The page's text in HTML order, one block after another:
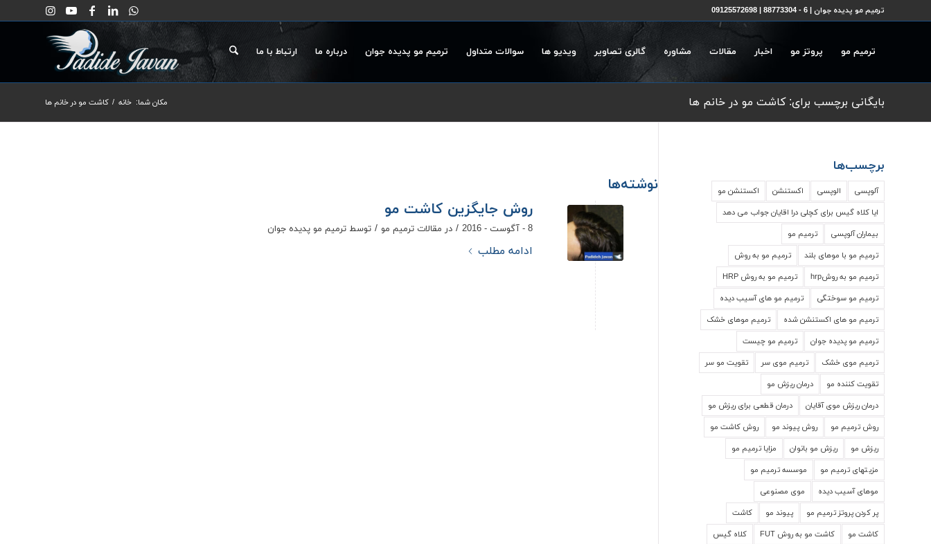
ترمیم مو پدیده جوان | 6 - 88773304 | 09125572698
ترمیم مو پروتز مو اخبار مقالات مشاوره گالری تصاویر ویدیو ها سوالات متداول ترمیم مو پدیده جوان درباره ما ارتباط با ما
بایگانی برچسب برای: کاشت مو در خانم ها مکان شما: خانه / کاشت مو در خانم ها
نوشته‌ها
روش جایگزین کاشت مو
8 - آگوست - 2016 / در مقالات ترمیم مو / توسط ترمیم مو پدیده جوان
ادامه مطلب
برچسب‌ها
آلوپسی الوپسی اکستنشن
اکستنشن مو
ایا کلاه گیس برای کچلی درا اقایان جواب می دهد
بیماران آلوپسی
ترمیم مو
ترمیم مو با موهای بلند
ترمیم مو به روش
ترمیم مو به روشhrp
ترمیم مو به روش HRP
ترمیم مو سوختگی
ترمیم مو های آسیب دیده
ترمیم مو های اکستنشن شده
ترمیم موهای خشک
ترمیم مو پدیده جوان
ترمیم مو چیست
ترمیم موی خشک
ترمیم موی سر
تقویت مو سر
تقویت کننده مو
درمان ریزش مو
درمان ریزش موی آقایان
درمان قطعی برای ریزش مو
روش ترمیم مو
روش پیوند مو
روش کاشت مو
ریزش مو
ریزش مو بانوان
مزایا ترمیم مو
مزیتهای ترمیم مو
موسسه ترمیم مو
موهای آسیب دیده
موی مصنوعی
پر کردن پروتز ترمیم مو
پیوند مو
کاشت
کاشت مو
کاشت مو به روش FUT
کلاه گیس